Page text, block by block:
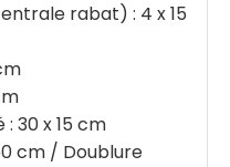
rabat) : 4 x 15
30 x 15 cm
cm / Doublure